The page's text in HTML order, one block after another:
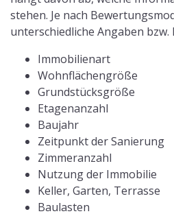
stehen. Je nach
unterschiedliche Angaben
Immobilienart
Wohnflächengröße
Grundstücksgröße
Etagenanzahl
Baujahr
Zeitpunkt der Sanierung
Zimmeranzahl
Nutzung der Immobilie
Keller, Garten, Terrasse
Baulasten